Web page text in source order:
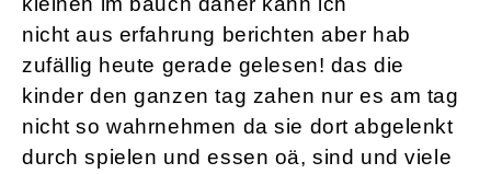
nicht aus erfahrung berichten aber hab
zufällig heute gerade gelesen! das die
kinder den ganzen tag zahen nur es am tag
nicht so wahrnehmen da sie dort abgelenkt
durch spielen und essen oä, sind und viele